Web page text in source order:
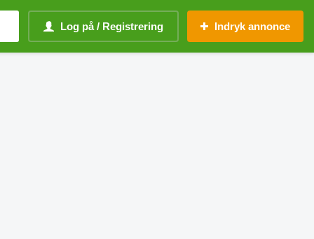
Log på / Registrering Indryk annonce